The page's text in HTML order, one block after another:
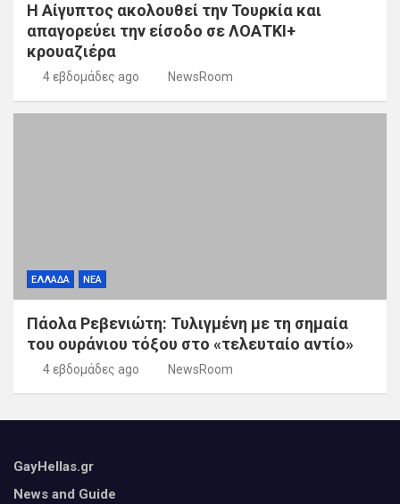
Η Αίγυπτος ακολουθεί την Τουρκία και
απαγορεύει την είσοδο σε ΛΟΑΤΚΙ+
κρουαζιέρα
4 εβδομάδες ago NewsRoom
ΕΛΛΑΔΑ ΝΕΑ
Πάολα Ρεβενιώτη: Τυλιγμένη με τη σημαία
του ουράνιου τόξου στο «τελευταίο αντίο»
4 εβδομάδες ago NewsRoom
GayHellas.gr
News and Guide